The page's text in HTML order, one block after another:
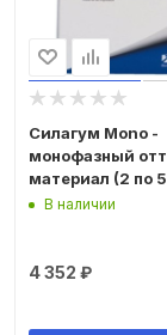
Силагум Mono -
монофазный
материал (2 по
В наличии
4 352 ₽